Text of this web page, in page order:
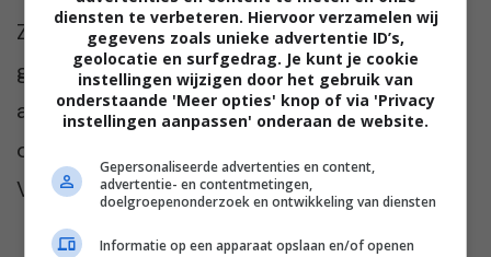
Zijn jullie al eens met de boot op vakantie
geweest? Wat vonden jullie echt onmisbaar
aan boord? Ik ben heel benieuwd. Praat met
ons mee in de reacties onder dit artikel.
Vinden we altijd erg gezellig!
diensten te verbeteren. Hiervoor verzamelen wij
gegevens zoals unieke advertentie ID’s,
geolocatie en surfgedrag. Je kunt je cookie
instellingen wijzigen door het gebruik van
onderstaande 'Meer opties' knop of via 'Privacy
instellingen aanpassen' onderaan de website.
Gepersonaliseerde advertenties en content,
advertentie- en contentmetingen,
doelgroepenonderzoek en ontwikkeling van diensten
Informatie op een apparaat opslaan en/of openen